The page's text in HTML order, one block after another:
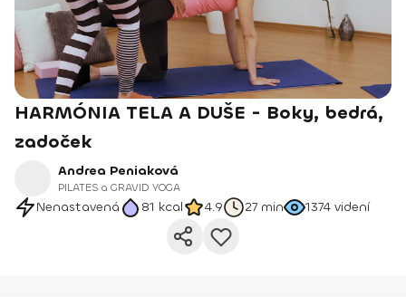
HARMÓNIA TELA A DUŠE - Boky, bedrá,
zadoček
Andrea Peniaková
PILATES a GRAVID YOGA
Nenastavená 81 kcal 4.9 27 min 1374 videní